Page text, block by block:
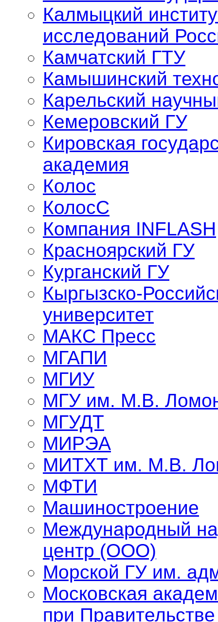
Калмыцкий
исследований
Камчатский ГТУ
Камышинский
Карельский
Кемеровский ГУ
Кировская
академия
Колос
КолосС
Компания INFLASH
Красноярский ГУ
Курганский ГУ
Кыргызско-
университет
МАКС Пресс
МГАПИ
МГИУ
МГУ им. М.В.
МГУДТ
МИРЭА
МИТХТ им. М.В.
МФТИ
Машиностроение
Международный
центр (ООО)
Морской ГУ им.
Московская
при